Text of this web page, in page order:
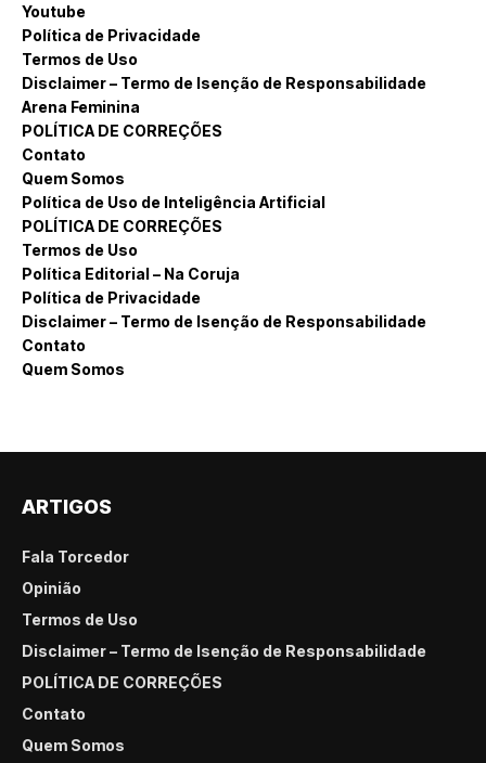
Youtube
Política de Privacidade
Termos de Uso
Disclaimer – Termo de Isenção de Responsabilidade
Arena Feminina
POLÍTICA DE CORREÇÕES
Contato
Quem Somos
Política de Uso de Inteligência Artificial
POLÍTICA DE CORREÇÕES
Termos de Uso
Política Editorial – Na Coruja
Política de Privacidade
Disclaimer – Termo de Isenção de Responsabilidade
Contato
Quem Somos
ARTIGOS
Fala Torcedor
Opinião
Termos de Uso
Disclaimer – Termo de Isenção de Responsabilidade
POLÍTICA DE CORREÇÕES
Contato
Quem Somos